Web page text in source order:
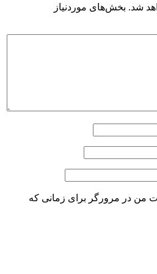
شد. بخش‌های موردنیاز
من در مرورگر برای زمانی که